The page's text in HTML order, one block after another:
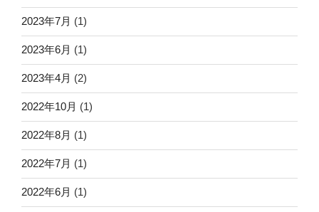
2023年7月 (1)
2023年6月 (1)
2023年4月 (2)
2022年10月 (1)
2022年8月 (1)
2022年7月 (1)
2022年6月 (1)